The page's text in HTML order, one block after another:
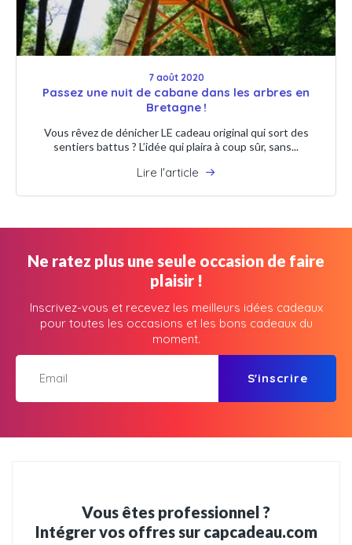
7 août 2020
Passez une nuit de cabane dans les arbres en
Bretagne !
Vous rêvez de dénicher LE cadeau original qui sort des
sentiers battus ? L’idée qui plaira à coup sûr, sans...
Lire l'article
Ne ratez plus une seule occasion de faire
plaisir !
Inscrivez-vous et recevez les meilleurs idées cadeaux
pour toutes les occasions et les bons cadeaux du
moment.
S'inscrire
Vous êtes professionnel ?
Intégrer vos offres sur capcadeau.com